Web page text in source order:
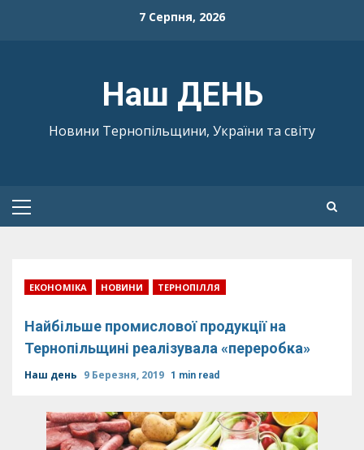
7 Серпня, 2026
Наш ДЕНЬ
Новини Тернопільщини, України та світу
Primary
ЕКОНОМІКА НОВИНИ ТЕРНОПІЛЛЯ
Найбільше промислової продукції на
Тернопільщині реалізувала «переробка»
Наш день 9 Березня, 2019 1 min read